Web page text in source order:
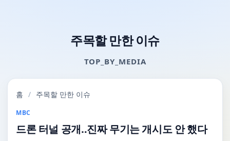
주목할 만한 이슈
TOP_BY_MEDIA
홈 / 주목할 만한 이슈
MBC
드론 터널 공개‥진짜 무기는 개시도 안 했다